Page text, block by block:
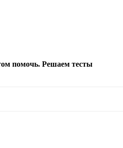
и вниз для выбора
помочь. Решаем тесты